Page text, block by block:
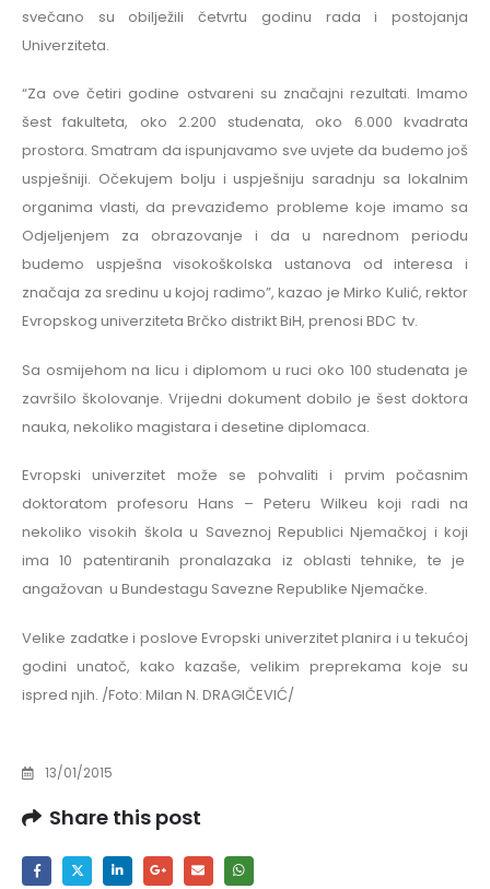
svečano su obilježili četvrtu godinu rada i postojanja
Univerziteta.
“Za ove četiri godine ostvareni su značajni rezultati. Imamo
šest fakulteta, oko 2.200 studenata, oko 6.000 kvadrata
prostora. Smatram da ispunjavamo sve uvjete da budemo još
uspješniji. Očekujem bolju i uspješniju saradnju sa lokalnim
organima vlasti, da prevaziđemo probleme koje imamo sa
Odjeljenjem za obrazovanje i da u narednom periodu
budemo uspješna visokoškolska ustanova od interesa i
značaja za sredinu u kojoj radimo”, kazao je Mirko Kulić, rektor
Evropskog univerziteta Brčko distrikt BiH, prenosi BDC tv.
Sa osmijehom na licu i diplomom u ruci oko 100 studenata je
završilo školovanje. Vrijedni dokument dobilo je šest doktora
nauka, nekoliko magistara i desetine diplomaca.
Evropski univerzitet može se pohvaliti i prvim počasnim
doktoratom profesoru Hans – Peteru Wilkeu koji radi na
nekoliko visokih škola u Saveznoj Republici Njemačkoj i koji
ima 10 patentiranih pronalazaka iz oblasti tehnike, te je
angažovan u Bundestagu Savezne Republike Njemačke.
Velike zadatke i poslove Evropski univerzitet planira i u tekućoj
godini unatoč, kako kazaše, velikim preprekama koje su
ispred njih. /Foto: Milan N. DRAGIČEVIĆ/
13/01/2015
Share this post